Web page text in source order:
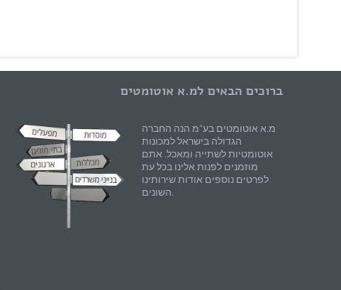
ברוכים הבאים למ.א אוטומטים
מ.א אוטומטים בע"מ הנה החברה
הגדולה בישראל למכונות
אוטומטיות לשתייה ומאכל. אתם
מוזמנים לפנות אלינו בכל עת
לפרטים נוספים אודות שירותינו
השונים.